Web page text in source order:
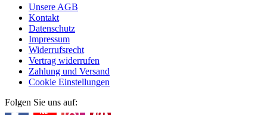
Unsere AGB
Kontakt
Datenschutz
Impressum
Widerrufsrecht
Vertrag widerrufen
Zahlung und Versand
Cookie Einstellungen
Folgen Sie uns auf: